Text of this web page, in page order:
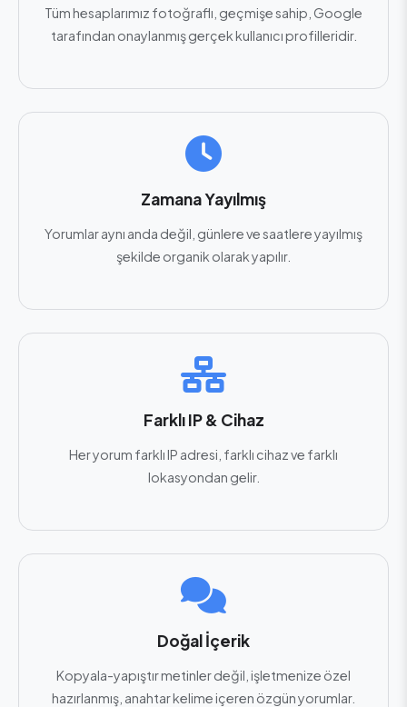
Tüm hesaplarımız fotoğraflı, geçmişe sahip, Google
tarafından onaylanmış gerçek kullanıcı profilleridir.
Zamana Yayılmış
Yorumlar aynı anda değil, günlere ve saatlere yayılmış
şekilde organik olarak yapılır.
Farklı IP & Cihaz
Her yorum farklı IP adresi, farklı cihaz ve farklı
lokasyondan gelir.
Doğal İçerik
Kopyala-yapıştır metinler değil, işletmenize özel
hazırlanmış, anahtar kelime içeren özgün yorumlar.